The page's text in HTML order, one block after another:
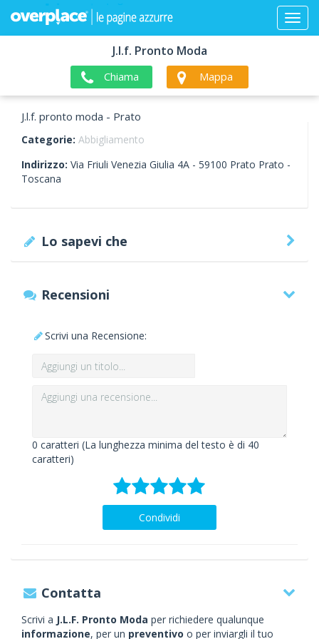
J.l.f. Pronto Moda
Chiama Mappa
J.l.f. pronto moda - Prato
Categorie: Abbigliamento
Indirizzo: Via Friuli Venezia Giulia 4A - 59100 Prato Prato -
Toscana
Lo sapevi che
Recensioni
Scrivi una Recensione:
0 caratteri (La lunghezza minima del testo è di 40
caratteri)
Condividi
Contatta
Scrivi a J.L.F. Pronto Moda per richiedere qualunque
informazione, per un preventivo o per inviargli il tuo